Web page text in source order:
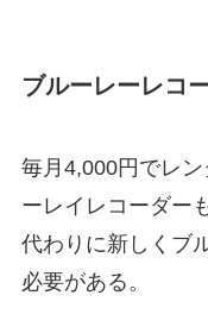
ブルーレーレコ
毎月4,000円でレ
ーレイレコーダー
代わりに新しくブ
必要がある。